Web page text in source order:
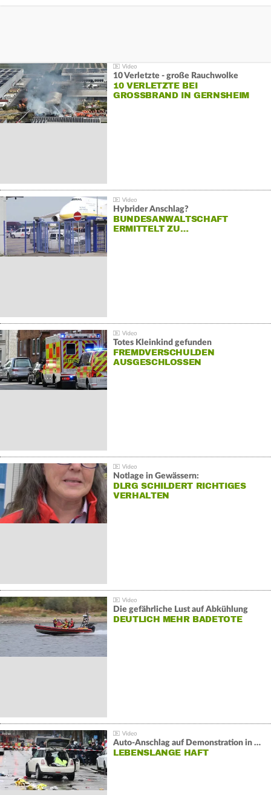
10 Verletzte - große Rauchwolke
10 VERLETZTE BEI
GROSSBRAND IN GERNSHEIM
Hybrider Anschlag?
BUNDESANWALTSCHAFT
ERMITTELT ZU…
Totes Kleinkind gefunden
FREMDVERSCHULDEN
AUSGESCHLOSSEN
Notlage in Gewässern:
DLRG SCHILDERT RICHTIGES
VERHALTEN
Die gefährliche Lust auf Abkühlung
DEUTLICH MEHR BADETOTE
Auto-Anschlag auf Demonstration in München:
LEBENSLANGE HAFT